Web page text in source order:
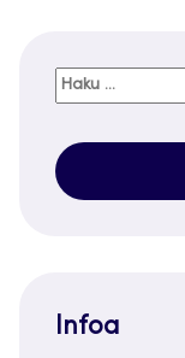
Haku:
Infoa